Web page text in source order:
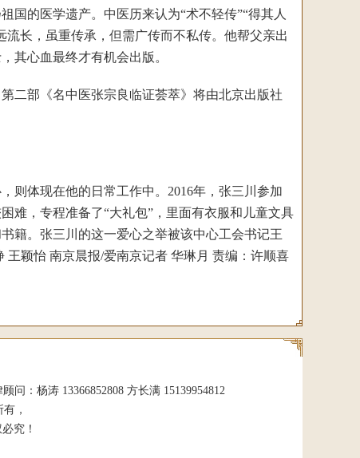
国的医学遗产。中医历来认为“术不轻传”“得其人
长，虽重传承，但需广传而不私传。他帮父亲出
其心血最终才有机会出版。
部《名中医张宗良临证荟萃》将由北京出版社
体现在他的日常工作中。2016年，张三川参加
难，专程准备了“大礼包”，里面有衣服和儿童文具
籍。张三川的这一爱心之举被该中心工会书记王
王颖怡 南京晨报/爱南京记者 华琳月 责编：许顺喜
问：杨涛 13366852808 方长满 15139954812
，
究！